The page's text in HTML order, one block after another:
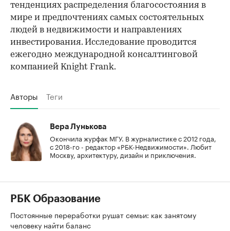
тенденциях распределения благосостояния в
мире и предпочтениях самых состоятельных
людей в недвижимости и направлениях
инвестирования. Исследование проводится
ежегодно международной консалтинговой
компанией Knight Frank.
Авторы Теги
Вера Лунькова
Окончила журфак МГУ. В журналистике с 2012 года,
с 2018-го - редактор «РБК-Недвижимости». Любит
Москву, архитектуру, дизайн и приключения.
РБК Образование
Постоянные переработки рушат семьи: как занятому
человеку найти баланс